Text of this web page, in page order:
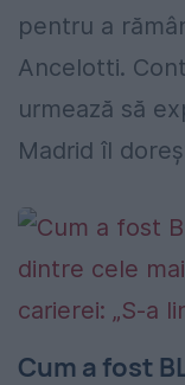
pentru a
Ancelotti.
urmează să
Madrid îl
Cum a fost